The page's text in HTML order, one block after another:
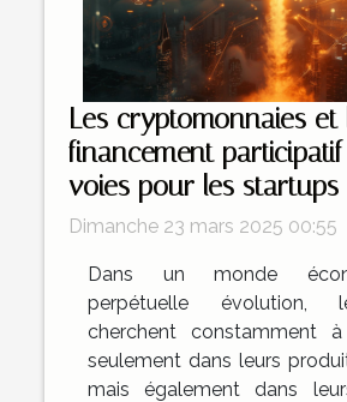
Les cryptomonnaies et
financement
voies pour les startups
Dimanche 23 mars 2025 00:55
Dans un monde
perpétuelle évolution,
cherchent constamment
seulement dans leurs
mais également dans